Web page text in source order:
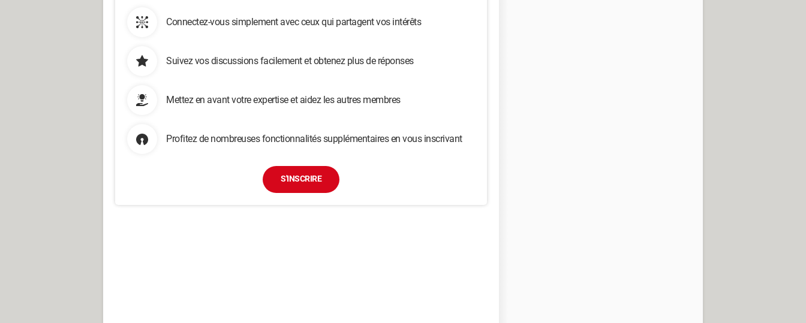
Connectez-vous simplement avec ceux qui partagent vos intérêts
Suivez vos discussions facilement et obtenez plus de réponses
Mettez en avant votre expertise et aidez les autres membres
Profitez de nombreuses fonctionnalités supplémentaires en vous inscrivant
S'INSCRIRE